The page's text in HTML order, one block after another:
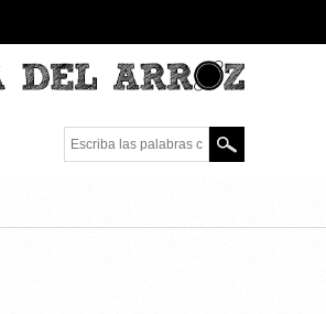
Escriba las palabras
clave.